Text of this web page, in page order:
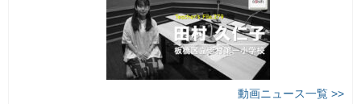
動画ニュース一覧 >>